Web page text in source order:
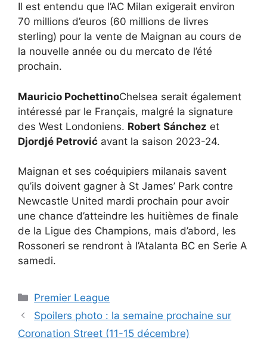
Il est entendu que l’AC Milan exigerait environ
70 millions d’euros (60 millions de livres
sterling) pour la vente de Maignan au cours de
la nouvelle année ou du mercato de l’été
prochain.
Mauricio PochettinoChelsea serait également
intéressé par le Français, malgré la signature
des West Londoniens. Robert Sánchez et
Djordjé Petrović avant la saison 2023-24.
Maignan et ses coéquipiers milanais savent
qu’ils doivent gagner à St James’ Park contre
Newcastle United mardi prochain pour avoir
une chance d’atteindre les huitièmes de finale
de la Ligue des Champions, mais d’abord, les
Rossoneri se rendront à l’Atalanta BC en Serie A
samedi.
Catégories
Premier League
Spoilers photo : la semaine prochaine sur
Coronation Street (11-15 décembre)